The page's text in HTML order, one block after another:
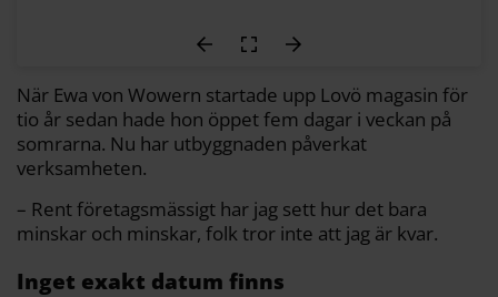
När Ewa von Wowern startade upp Lovö magasin för
tio år sedan hade hon öppet fem dagar i veckan på
somrarna. Nu har utbyggnaden påverkat
verksamheten.
– Rent företagsmässigt har jag sett hur det bara
minskar och minskar, folk tror inte att jag är kvar.
Inget exakt datum finns